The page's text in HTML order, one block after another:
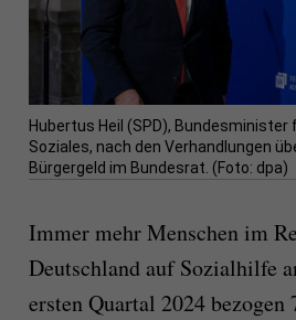
Hubertus Heil (SPD), Bundesminister
Soziales, nach den Verhandlungen
Bürgergeld im Bundesrat. (Foto: dpa)
Immer mehr Menschen im
Deutschland auf Sozialhilfe
ersten Quartal 2024 bezogen